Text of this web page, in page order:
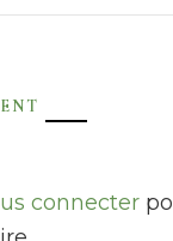
connecter